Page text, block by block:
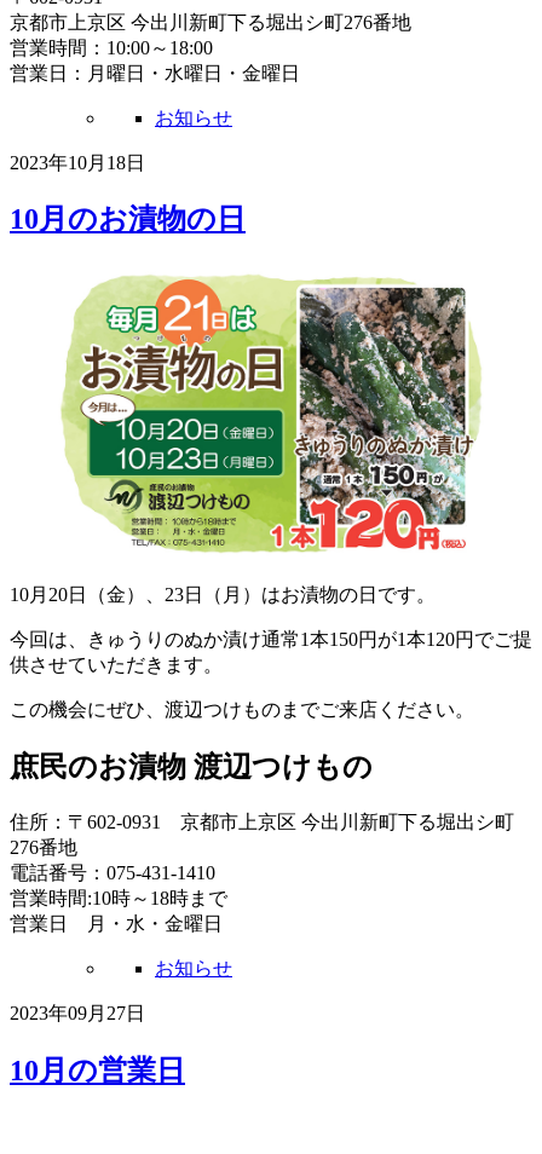
京都市上京区 今出川新町下る堀出シ町276番地
営業時間：10:00～18:00
営業日：月曜日・水曜日・金曜日
お知らせ
2023年10月18日
10月のお漬物の日
10月20日（金）、23日（月）はお漬物の日です。
今回は、きゅうりのぬか漬け通常1本150円が1本120円でご提
供させていただきます。
この機会にぜひ、渡辺つけものまでご来店ください。
庶民のお漬物 渡辺つけもの
住所：〒602-0931 京都市上京区 今出川新町下る堀出シ町
276番地
電話番号：075-431-1410
営業時間:10時～18時まで
営業日 月・水・金曜日
お知らせ
2023年09月27日
10月の営業日